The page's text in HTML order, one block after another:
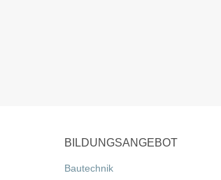
BILDUNGSANGEBOT
Bautechnik